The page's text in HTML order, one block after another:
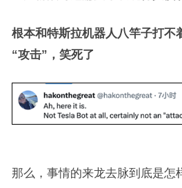
根本和特斯拉机器人八竿子打不
“攻击”，笑死了
那么，事情的来龙去脉到底是怎